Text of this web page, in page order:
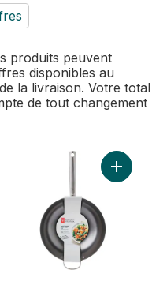
produits peuvent
disponibles au
la livraison. Votre total
de tout changement
avec revêtement en nidAjouter